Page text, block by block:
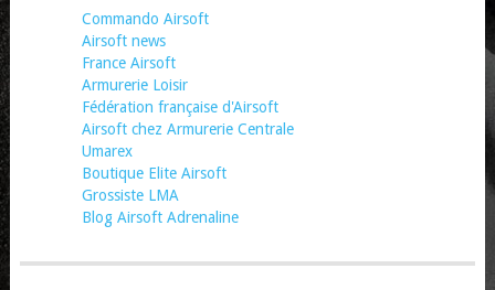
Commando Airsoft
Airsoft news
France Airsoft
Armurerie Loisir
Fédération française d'Airsoft
Airsoft chez Armurerie Centrale
Umarex
Boutique Elite Airsoft
Grossiste LMA
Blog Airsoft Adrenaline